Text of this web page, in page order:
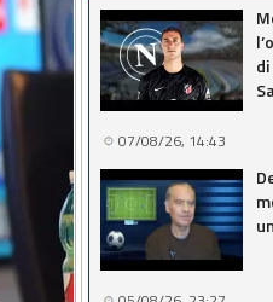
07/08/26, 14:43